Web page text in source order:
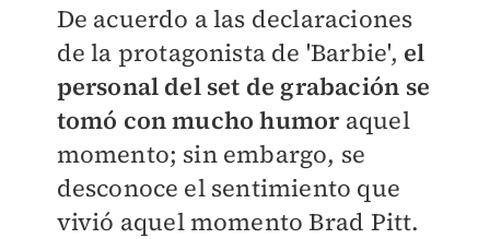
De acuerdo a las declaraciones
de la protagonista de 'Barbie', el
personal del set de grabación se
tomó con mucho humor aquel
momento; sin embargo, se
desconoce el sentimiento que
vivió aquel momento Brad Pitt.